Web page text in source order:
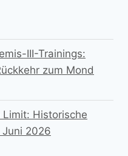
III-Trainings:
zum Mond
Limit: Historische
2026